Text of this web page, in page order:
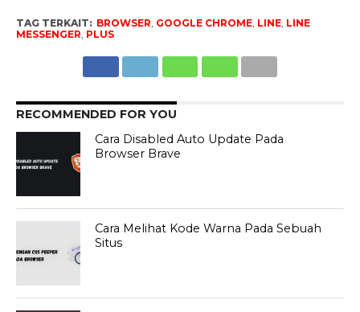
TAG TERKAIT: BROWSER GOOGLE CHROME, LINE, LINE
MESSENGER PLUS
RECOMMENDED FOR YOU
Cara Disabled Auto Update Pada
Browser Brave
Cara Melihat Kode Warna Pada Sebuah
Situs